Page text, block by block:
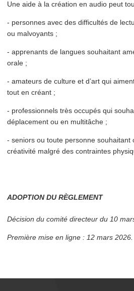
Une aide à la création en audio peut
- personnes avec des difficultés de
ou malvoyants ;
- apprenants de langues souhaitant
orale ;
- amateurs de culture et d’art qui
tout en créant ;
- pro­fes­sion­nels très occupés qui
déplacement ou en multitâche ;
- seniors ou toute personne souhaitant
créativité malgré des contraintes
ADOPTION DU RÈGLEMENT
Décision du comité directeur du 10
Première mise en ligne : 12 mars 2026.